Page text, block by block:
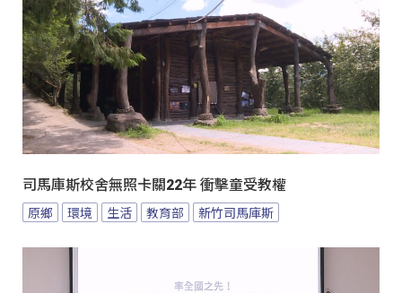
司馬庫斯校舍無照卡關22年 衝擊童受教權
原鄉 環境 生活 教育部 新竹司馬庫斯